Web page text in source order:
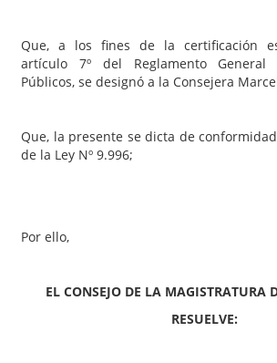
Que, a los fines de la certificación
artículo 7º del Reglamento General
Públicos, se designó a la Consejera
Que, la presente se dicta de
de la Ley Nº 9.996;
Por ello,
EL CONSEJO DE LA MAGISTRATURA
RESUELVE: